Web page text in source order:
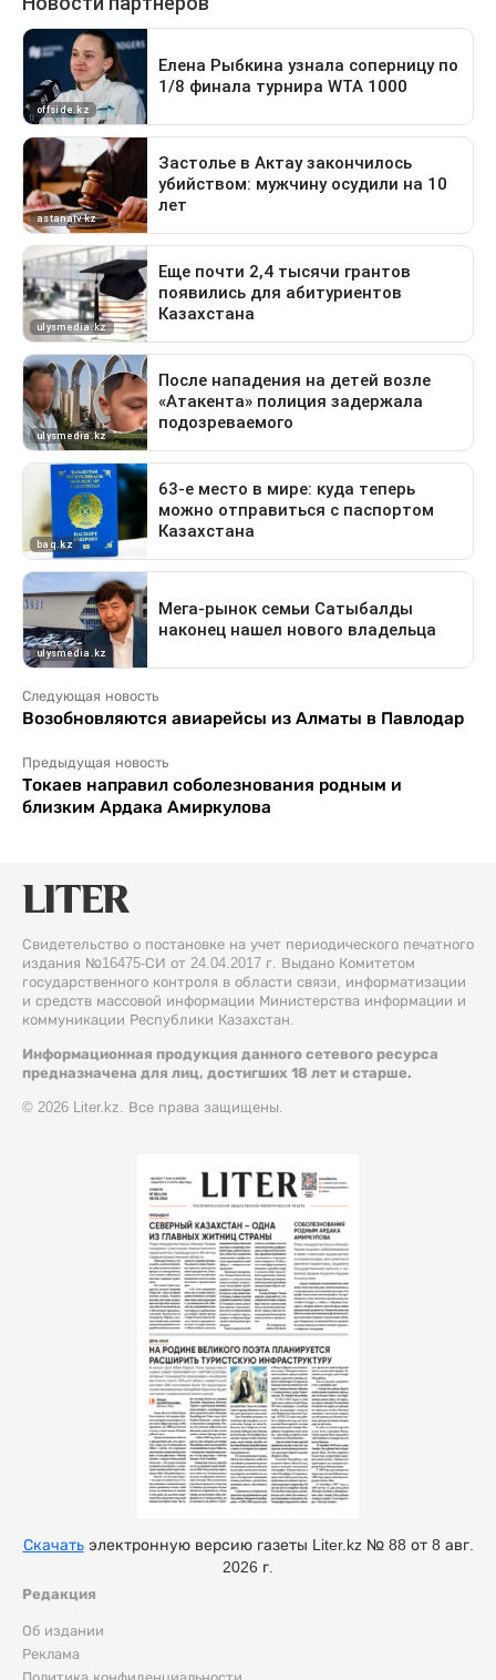
Следующая новость
Возобновляются авиарейсы из Алматы в Павлодар
Предыдущая новость
Токаев направил соболезнования родным и
близким Ардака Амиркулова
Свидетельство о постановке на учет периодического печатного
издания №16475-СИ от 24.04.2017 г. Выдано Комитетом
государственного контроля в области связи, информатизации
и средств массовой информации Министерства информации и
коммуникации Республики Казахстан.
Информационная продукция данного сетевого ресурса
предназначена для лиц, достигших 18 лет и старше.
© 2026 Liter.kz. Все права защищены.
Редакция
Об издании
Реклама
Скачатьэлектронную версию газеты Liter.kz № 88 от 8 авг.
2026 г.